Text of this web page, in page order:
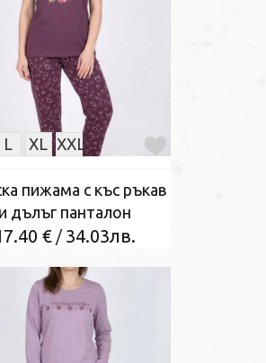
L XL XXL
пижама с къс ръкав
и дълъг панталон
€/ 34.03лв.